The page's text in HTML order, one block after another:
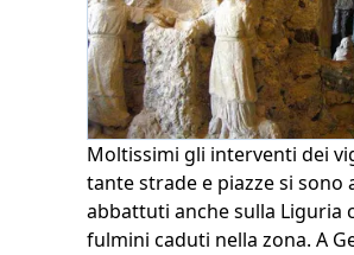
Moltissimi gli interventi dei
tante strade e piazze si
abbattuti anche sulla Liguria
fulmini caduti nella zona. A